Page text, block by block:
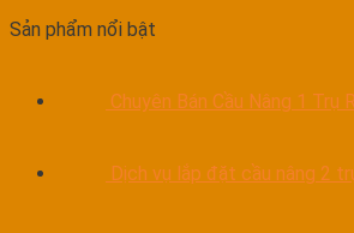
Sản phẩm nổi bật
Chuyên Bán Cầu Nâng 1 Trụ
Dịch vụ lắp đặt cầu nâng 2